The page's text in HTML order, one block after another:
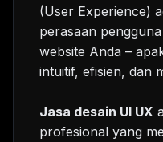
(User Experience)
perasaan
website Anda –
intuitif, efisien, dan
Jasa desain UI UX
profesional yang